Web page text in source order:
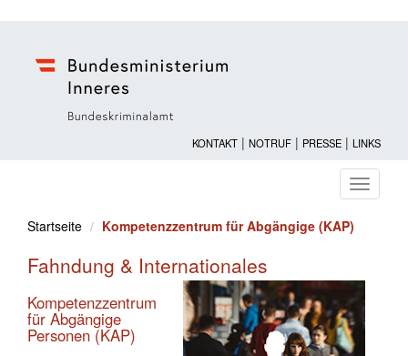
KONTAKT | NOTRUF | PRESSE | LINKS
ein-/
Startseite
Kompetenzzentrum für Abgängige (KAP)
Fahndung & Internationales
Kompetenzzentrum
für Abgängige
Personen (KAP)